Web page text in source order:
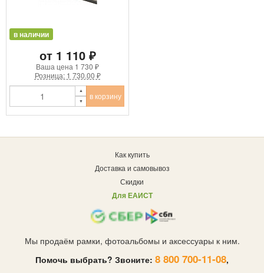
в наличии
от 1 110 ₽
Ваша цена 1 730 ₽
Розница: 1 730.00 ₽
в корзину
Как купить
Доставка и самовывоз
Скидки
Для ЕАИСТ
Мы продаём рамки, фотоальбомы и аксессуары к ним.
Помочь выбрать? Звоните: 8 800 700-11-08,